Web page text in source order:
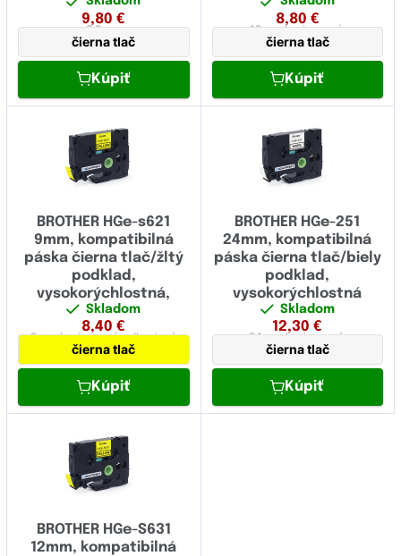
9,80 €
8,8 mm
čierna tlač
Kúpiť
8,80 €
12 mmlaminovaná,
vysokorychlostná
čierna tlač
Kúpiť
BROTHER HGe-s621
9mm, kompatibilná
páska čierna tlač/žltý
podklad,
vysokorýchlostná,
extrémne adhézna
Skladom
8,40 €
9 mmlaminovaná,adhezivná
čierna tlač
Kúpiť
BROTHER HGe-251
24mm, kompatibilná
páska čierna tlač/biely
podklad,
vysokorýchlostná
Skladom
12,30 €
24 mmlaminovaná,
vysokorychlostná
čierna tlač
Kúpiť
BROTHER HGe-S631
12mm, kompatibilná